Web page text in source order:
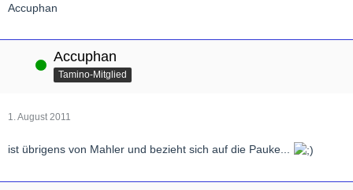
Accuphan
Online Accuphan
Tamino-Mitglied
1. August 2011
ist übrigens von Mahler und bezieht sich auf die Pauke...